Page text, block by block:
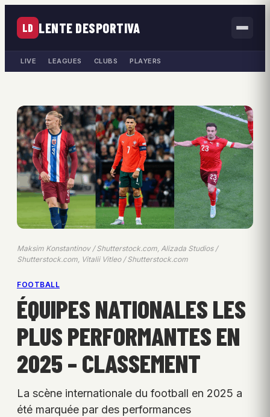
LD LENTE DESPORTIVA
LIVE LEAGUES CLUBS PLAYERS
Maksim Konstantinov / Shutterstock.com, Alizada Studios /
Shutterstock.com, Vitalii Vitleo / Shutterstock.com
FOOTBALL
ÉQUIPES NATIONALES LES
PLUS PERFORMANTES EN
2025 – CLASSEMENT
La scène internationale du football en 2025 a
été marquée par des performances